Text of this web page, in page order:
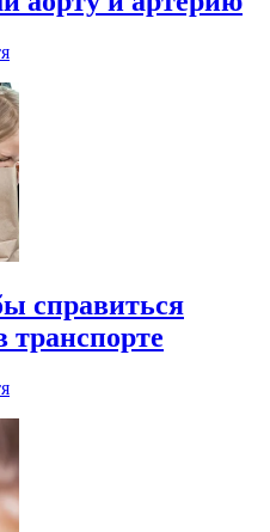
справиться
транспорте